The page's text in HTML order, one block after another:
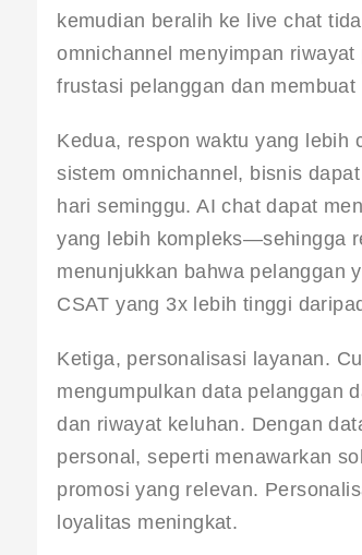
kemudian beralih ke live chat
omnichannel menyimpan
frustasi pelanggan dan
Kedua, respon waktu yang
sistem omnichannel, bisnis
hari seminggu. AI chat dapat
yang lebih kompleks—sehingga
menunjukkan bahwa pelanggan
CSAT yang 3x lebih tinggi
Ketiga, personalisasi layanan.
mengumpulkan data pelanggan
dan riwayat keluhan. Dengan
personal, seperti menawarkan
promosi yang relevan.
loyalitas meningkat.